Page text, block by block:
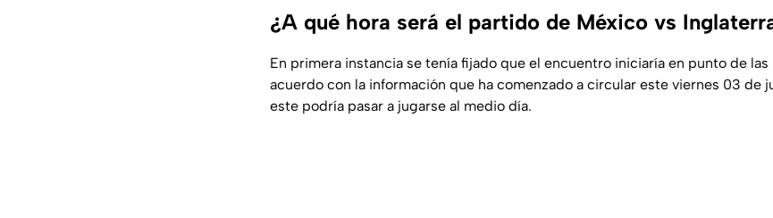
¿A qué hora será el partido de México vs
En primera instancia se tenía fijado que el encuentro iniciaría en punto de
acuerdo con la información que ha comenzado a circular este viernes 03 de
este podría pasar a jugarse al medio día.